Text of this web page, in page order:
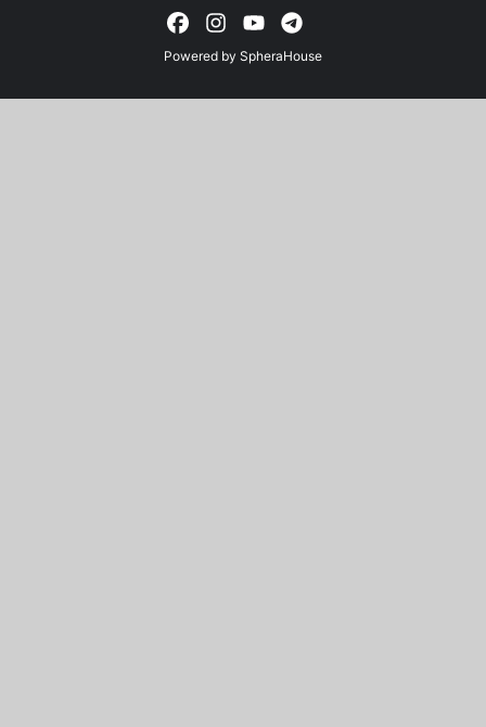
Powered by SpheraHouse